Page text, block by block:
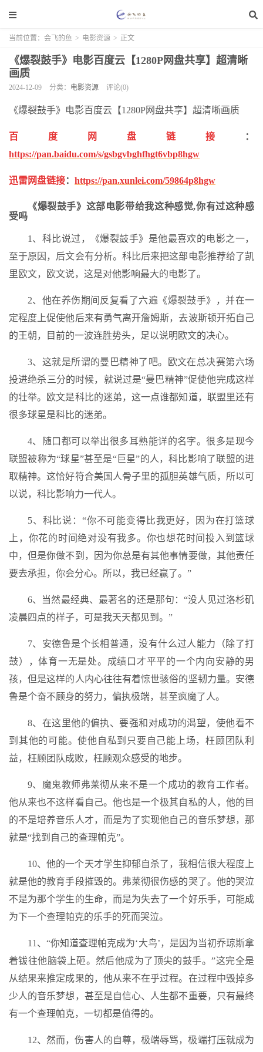
当前位置： 会飞的鱼 > 电影资源 > 正文
《爆裂鼓手》电影百度云【1280P网盘共享】超清晰
画质
2024-12-09 分类： 电影资源 评论(0)
《爆裂鼓手》电影百度云【1280P网盘共享】超清晰画质
百度网盘链接
：
https://pan.baidu.com/s/gsbgvbghfhgt6vbp8hgw
迅雷网盘链接： https://pan.xunlei.com/59864p8hgw
《爆裂鼓手》这部电影带给我这种感觉,你有过这种感
受吗
1、科比说过，《爆裂鼓手》是他最喜欢的电影之一，
至于原因，后文会有分析。科比后来把这部电影推荐给了凯
里欧文，欧文说，这是对他影响最大的电影了。
2、他在养伤期间反复看了六遍《爆裂鼓手》，并在一
定程度上促使他后来有勇气离开詹姆斯，去波斯顿开拓自己
的王朝，目前的一波连胜势头，足以说明欧文的决心。
3、这就是所谓的曼巴精神了吧。欧文在总决赛第六场
投进绝杀三分的时候，就说过是“曼巴精神”促使他完成这样
的壮举。欧文是科比的迷弟，这一点谁都知道，联盟里还有
很多球星是科比的迷弟。
4、随口都可以举出很多耳熟能详的名字。很多是现今
联盟被称为“球星”甚至是“巨星”的人，科比影响了联盟的进
取精神。这恰好符合美国人骨子里的孤胆英雄气质，所以可
以说，科比影响力一代人。
5、科比说：“你不可能变得比我更好，因为在打篮球
上，你花的时间绝对没有我多。你也想花时间投入到篮球
中，但是你做不到，因为你总是有其他事情要做，其他责任
要去承担，你会分心。所以，我已经赢了。”
6、当然最经典、最著名的还是那句：“没人见过洛杉矶
凌晨四点的样子，可是我天天都见到。”
7、安德鲁是个长相普通，没有什么过人能力（除了打
鼓），体育一无是处。成绩口才平平的一个内向安静的男
孩，但是这样的人内心往往有着惊世骇俗的坚韧力量。安德
鲁是个奋不顾身的努力，偏执极端，甚至疯魔了人。
8、在这里他的偏执、要强和对成功的渴望，使他看不
到其他的可能。使他自私到只要自己能上场，枉顾团队利
益，枉顾团队成败，枉顾观众感受的地步。
9、魔鬼教师弗莱彻从来不是一个成功的教育工作者。
他从来也不这样看自己。他也是一个极其自私的人，他的目
的不是培养音乐人才，而是为了实现他自己的音乐梦想，那
就是“找到自己的查理帕克”。
10、他的一个天才学生抑郁自杀了，我相信很大程度上
就是他的教育手段摧毁的。弗莱彻很伤感的哭了。他的哭泣
不是为那个学生的生命，而是为失去了一个好乐手，可能成
为下一个查理帕克的乐手的死而哭泣。
11、“你知道查理帕克成为‘大鸟’，是因为当初乔琼斯拿
着钹往他脑袋上砸。然后他成为了顶尖的鼓手。”这完全是
从结果来推定成果的，他从来不在乎过程。在过程中毁掉多
少人的音乐梦想，甚至是自信心、人生都不重要，只有最终
有一个查理帕克，一切都是值得的。
12、然而，伤害人的自尊，极端辱骂，极端打压就成为